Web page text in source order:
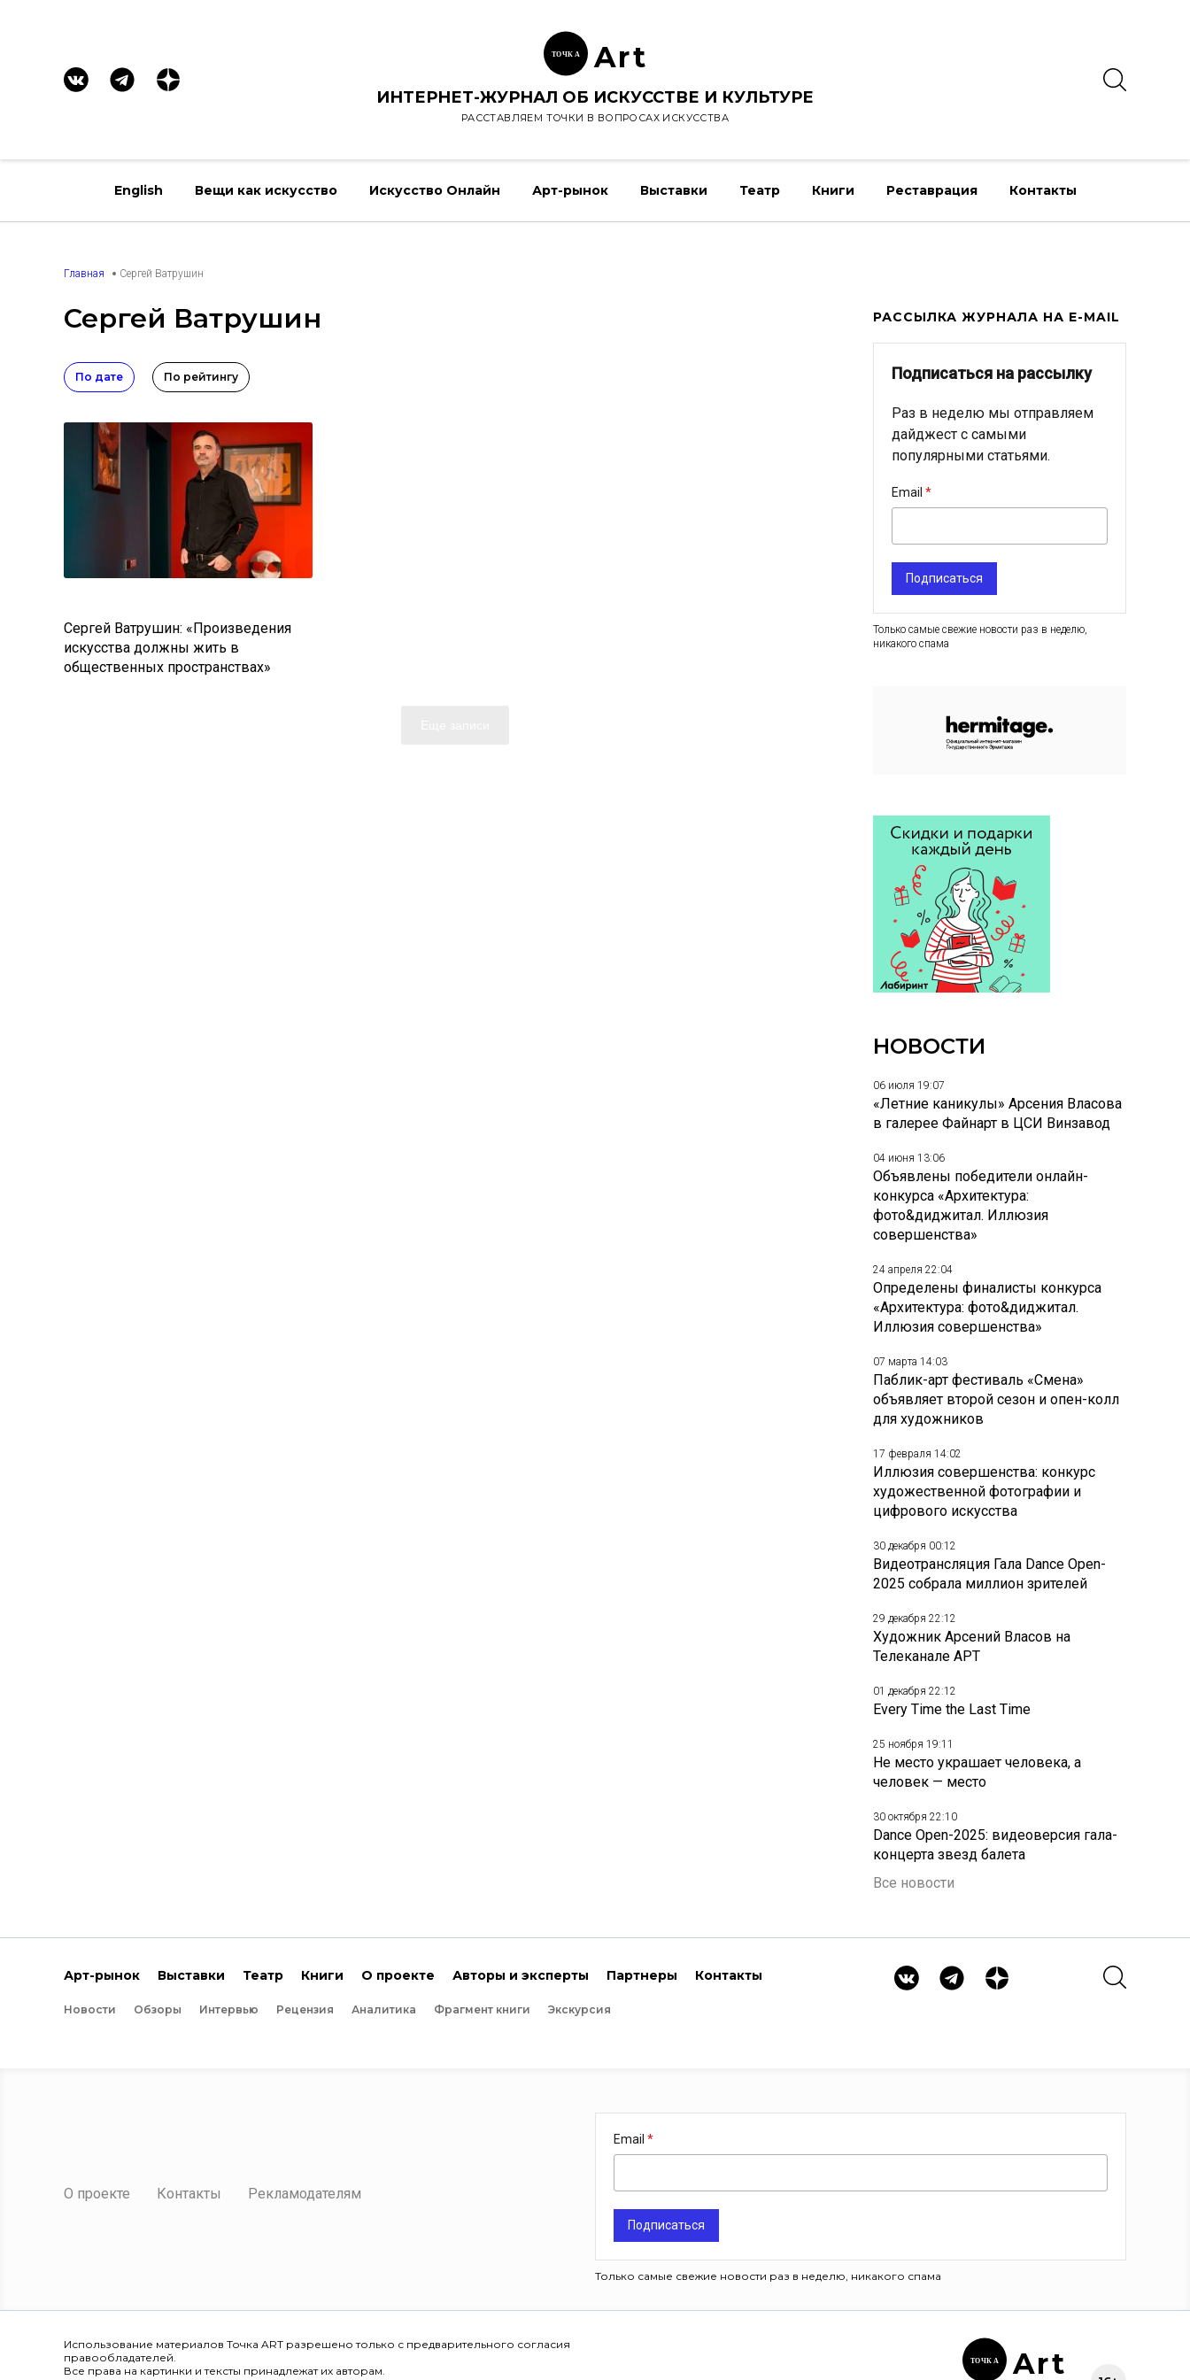
ТОЧК А Art
ИНТЕРНЕТ-ЖУРНАЛ ОБ ИСКУССТВЕ И КУЛЬТУРЕ
РАССТАВЛЯЕМ ТОЧКИ В ВОПРОСАХ ИСКУССТВА
English Вещи как искусство Искусство Онлайн Арт-рынок Выставки Театр Книги Реставрация Контакты
Главная Сергей Ватрушин
Сергей Ватрушин
По дате По рейтингу
Сергей Ватрушин: «Произведения
искусства должны жить в
общественных пространствах»
РАССЫЛКА ЖУРНАЛА НА E-MAIL
Подписаться на рассылку
Раз в неделю мы отправляем
дайджест с самыми
популярными статьями.
Email
Подписаться
Только самые свежие новости раз в неделю,
никакого спама
НОВОСТИ
06 июля 19:07
«Летние каникулы» Арсения Власова
в галерее Файнарт в ЦСИ Винзавод
04 июня 13:06
Объявлены победители онлайн-
конкурса «Архитектура:
фото&диджитал. Иллюзия
совершенства»
24 апреля 22:04
Определены финалисты конкурса
«Архитектура: фото&диджитал.
Иллюзия совершенства»
07 марта 14:03
Паблик-арт фестиваль «Смена»
объявляет второй сезон и опен-колл
для художников
17 февраля 14:02
Иллюзия совершенства: конкурс
художественной фотографии и
цифрового искусства
30 декабря 00:12
Видеотрансляция Гала Dance Open-
2025 собрала миллион зрителей
29 декабря 22:12
Художник Арсений Власов на
Телеканале АРТ
01 декабря 22:12
Every Time the Last Time
25 ноября 19:11
Не место украшает человека, а
человек — место
30 октября 22:10
Dance Open-2025: видеоверсия гала-
концерта звезд балета
Все новости
Арт-рынок Выставки Театр Книги О проекте Авторы и эксперты Партнеры Контакты
Новости Обзоры Интервью Рецензия Аналитика Фрагмент книги Экскурсия
О проекте Контакты Рекламодателям
Email
Подписаться
Только самые свежие новости раз в неделю, никакого спама
Использование материалов Точка ART разрешено только с предварительного согласия
правообладателей.
Все права на картинки и тексты принадлежат их авторам.
ТОЧК А Art